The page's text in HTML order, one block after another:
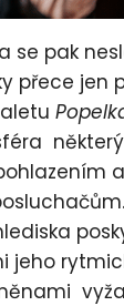
se pak
přece jen
jeho